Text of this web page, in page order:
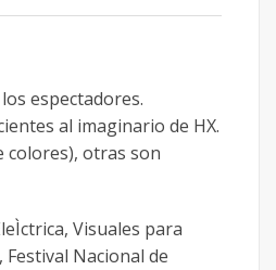
espectadores.
al imaginario de HX.
colores), otras son
Visuales para
Festival Nacional de